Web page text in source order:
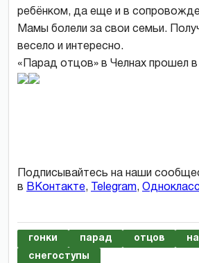
ребёнком, да еще и в
Мамы болели за свои семьи.
весело и интересно.
«Парад отцов» в Челнах прошел
Подписывайтесь на наши
в ВКонтакте, Telegram,
гонки парад отцов
снегоступы